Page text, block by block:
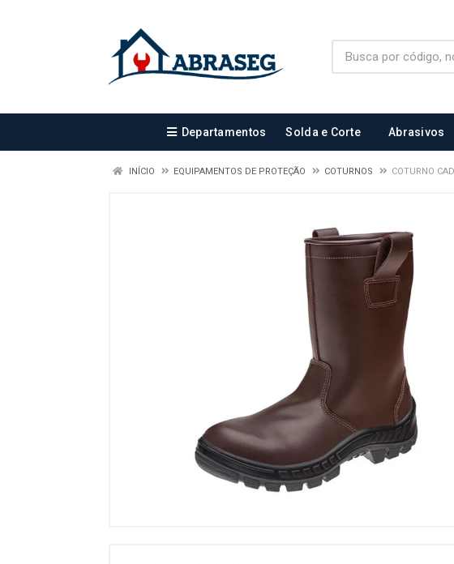
Departamentos Solda e Corte Abrasivos
INÍCIO EQUIPAMENTOS DE PROTEÇÃO COTURNOS COTURNO